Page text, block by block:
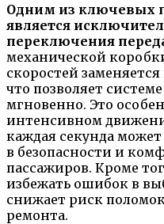
Одним из ключевых
является
переключения
механической
скоростей
что позволяет
мгновенно. Это
интенсивном
каждая секунда
в безопасности и
пассажиров. Кроме
избежать ошибок в
снижает риск
ремонта.